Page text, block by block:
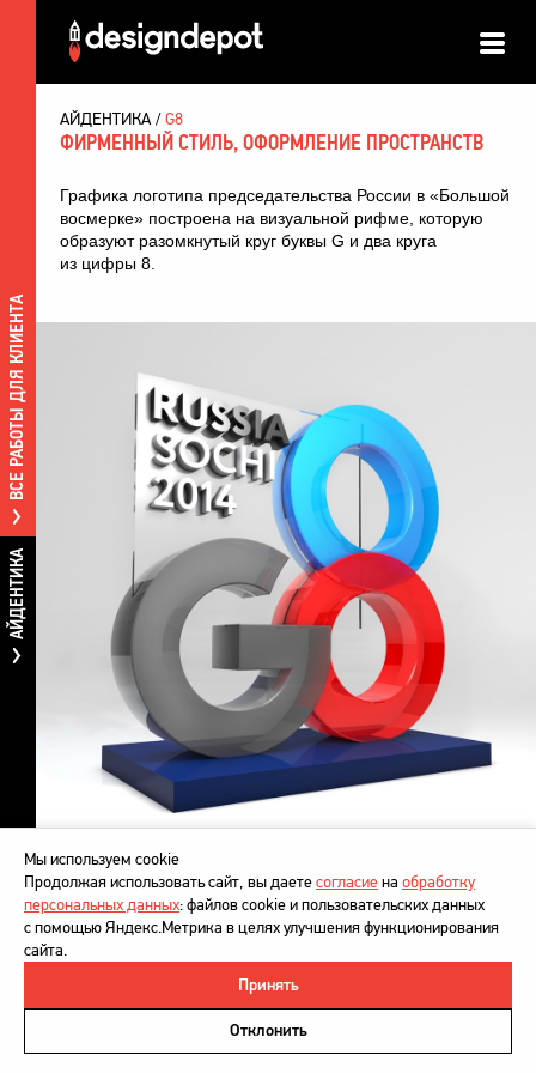
ВСЕ РАБОТЫ ДЛЯ КЛИЕНТА
АЙДЕНТИКА
АЙДЕНТИКА G8
ФИРМЕННЫЙ СТИЛЬ, ОФОРМЛЕНИЕ ПРОСТРАНСТВ
Графика логотипа председательства России в «Большой
восмерке» построена на визуальной рифме, которую
образуют разомкнутый круг буквы G и два круга
из цифры 8.
Политика в отношении обработки персональных данных
Напишите нам
Мы используем cookie
Продолжая использовать сайт, вы даетесогласиена обработку
персональных данных: файлов cookie и пользовательских данных
с помощью Яндекс.Метрика в целях улучшения функционирования
сайта.
Принять
Отклонить